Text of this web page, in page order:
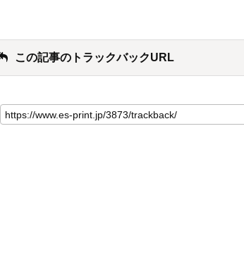
この記事のトラックバックURL